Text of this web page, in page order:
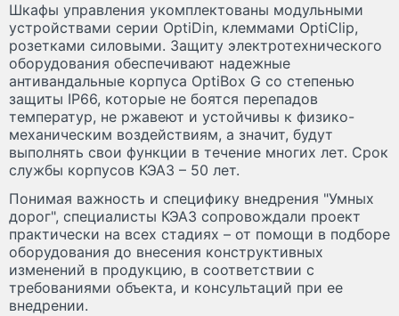
Шкафы управления укомплектованы модульными
устройствами серии OptiDin, клеммами OptiClip,
розетками силовыми. Защиту электротехнического
оборудования обеспечивают надежные
антивандальные корпуса OptiBox G со степенью
защиты IP66, которые не боятся перепадов
температур, не ржавеют и устойчивы к физико-
механическим воздействиям, а значит, будут
выполнять свои функции в течение многих лет. Срок
службы корпусов КЭАЗ – 50 лет.
Понимая важность и специфику внедрения "Умных
дорог", специалисты КЭАЗ сопровождали проект
практически на всех стадиях – от помощи в подборе
оборудования до внесения конструктивных
изменений в продукцию, в соответствии с
требованиями объекта, и консультаций при ее
внедрении.